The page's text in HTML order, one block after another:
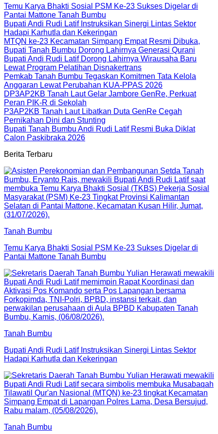
Temu Karya Bhakti Sosial PSM Ke-23 Sukses Digelar di
Pantai Mattone Tanah Bumbu
Bupati Andi Rudi Latif Instruksikan Sinergi Lintas Sektor
Hadapi Karhutla dan Kekeringan
MTQN ke-23 Kecamatan Simpang Empat Resmi Dibuka,
Bupati Tanah Bumbu Dorong Lahirnya Generasi Qurani
Bupati Andi Rudi Latif Dorong Lahirnya Wirausaha Baru
Lewat Program Pelatihan Disnakertrans
Pemkab Tanah Bumbu Tegaskan Komitmen Tata Kelola
Anggaran Lewat Perubahan KUA-PPAS 2026
DP3AP2KB Tanah Laut Gelar Jambore GenRe, Perkuat
Peran PIK-R di Sekolah
P3AP2KB Tanah Laut Libatkan Duta GenRe Cegah
Pernikahan Dini dan Stunting
Bupati Tanah Bumbu Andi Rudi Latif Resmi Buka Diklat
Calon Paskibraka 2026
Berita Terbaru
Tanah Bumbu
Temu Karya Bhakti Sosial PSM Ke-23 Sukses Digelar di
Pantai Mattone Tanah Bumbu
Tanah Bumbu
Bupati Andi Rudi Latif Instruksikan Sinergi Lintas Sektor
Hadapi Karhutla dan Kekeringan
Tanah Bumbu